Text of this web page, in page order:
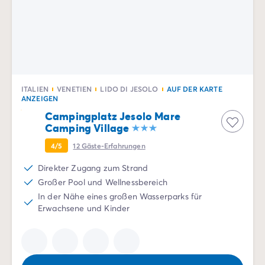
Campingplatz Dune du Pilat
Campingplatz Elba-Insel
Campingplatz Ile de Ré
Campingplatz Mittelmeer
Campingplatz Plitvicer
Campingplatz Südfrankreichs
Campingplatz Verdonschlucht
Angebote & Vorteile
Aktuelle Deals/de/angebote
Mega Deals
ITALIEN VENETIEN LIDO DI JESOLO
AUF DER KARTE
ANZEIGEN
Campingplatz Jesolo Mare
Camping Village
4/5 12Gäste-Erfahrungen
Direkter Zugang zum Strand
Großer Pool und Wellnessbereich
In der Nähe eines großen Wasserparks für
Erwachsene und Kinder